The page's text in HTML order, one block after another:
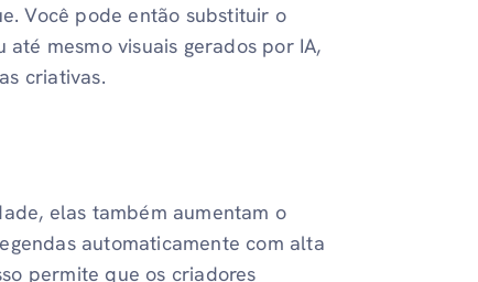
Você pode então substituir o
mesmo visuais gerados por IA,
criativas.
elas também aumentam o
automaticamente com alta
permite que os criadores